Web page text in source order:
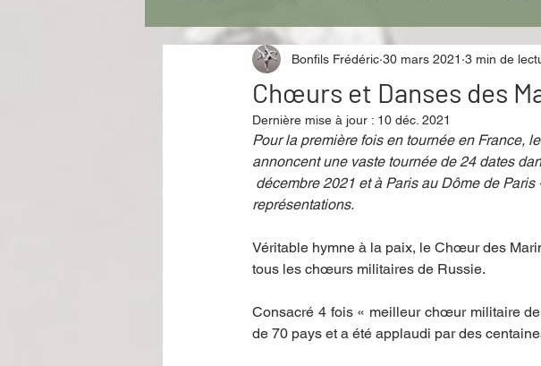
Idées Sorties Idée de voyage
Performance Rire Récompense Festival
Événement Validé par Romane. Spécial Famille
Offre spéciale Annuaire Théâtre - Musée
Chœurs et Danses des
Bonfils Frédéric 30 mars 2021 3 min de
Dernière mise à jour : 10 déc. 2021
Pour la première fois en tournée en France,
annoncent une vaste tournée de 24 dates
décembre 2021 et à Paris au Dôme de
représentations.
Véritable hymne à la paix, le Chœur des
tous les chœurs militaires de Russie.
Consacré 4 fois « meilleur chœur militaire
de 70 pays et a été applaudi par des